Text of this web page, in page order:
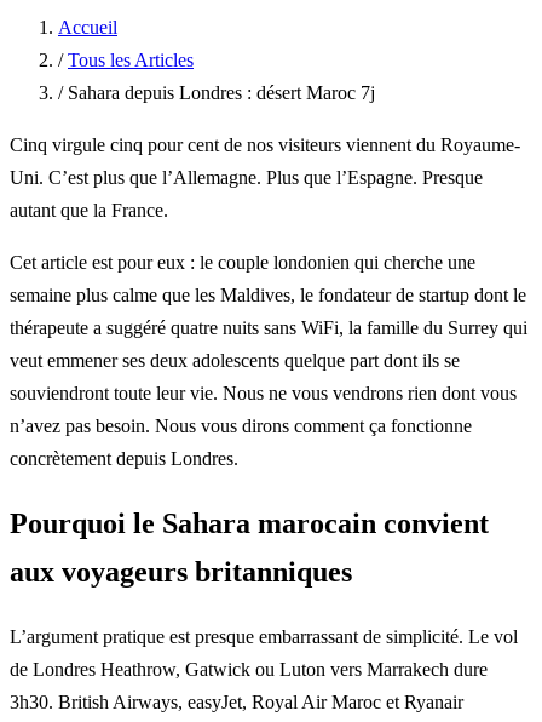
Accueil
/ Tous les Articles
/ Sahara depuis Londres : désert Maroc 7j
Cinq virgule cinq pour cent de nos visiteurs viennent du Royaume-
Uni. C’est plus que l’Allemagne. Plus que l’Espagne. Presque
autant que la France.
Cet article est pour eux : le couple londonien qui cherche une
semaine plus calme que les Maldives, le fondateur de startup dont le
thérapeute a suggéré quatre nuits sans WiFi, la famille du Surrey qui
veut emmener ses deux adolescents quelque part dont ils se
souviendront toute leur vie. Nous ne vous vendrons rien dont vous
n’avez pas besoin. Nous vous dirons comment ça fonctionne
concrètement depuis Londres.
Pourquoi le Sahara marocain convient
aux voyageurs britanniques
L’argument pratique est presque embarrassant de simplicité. Le vol
de Londres Heathrow, Gatwick ou Luton vers Marrakech dure
3h30. British Airways, easyJet, Royal Air Maroc et Ryanair